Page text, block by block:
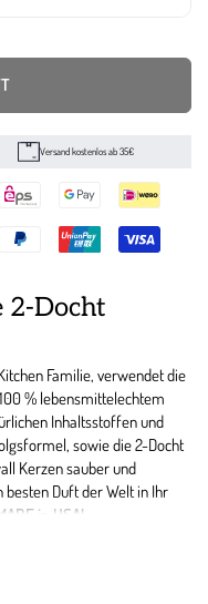
Versand kostenlos ab 35€
2-Docht
Familie, verwendet die
% lebensmittelechtem
Inhaltsstoffen und
sowie die 2-Docht
Kerzen sauber und
Duft der Welt in Ihr
in USA!